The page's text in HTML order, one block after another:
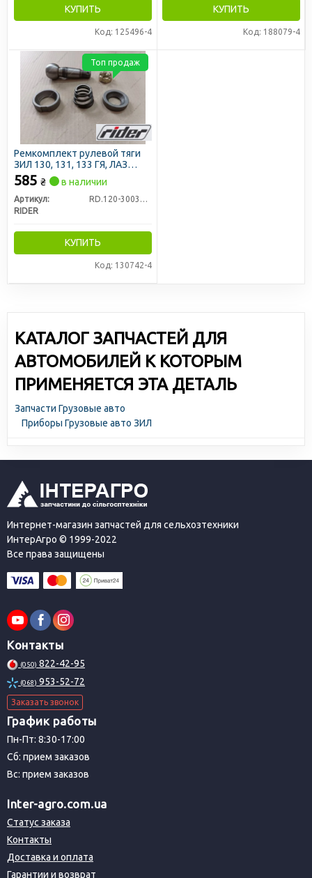
КУПИТЬ
Код: 125496-4
КУПИТЬ
Код: 188079-4
Ремкомплект рулевой тяги
ЗИЛ 130, 131, 133 ГЯ, ЛАЗ
(палец с резьбой) (RIDER)
585 ₴ в наличии
Артикул:
RD.120-3003032
RIDER
КУПИТЬ
Код: 130742-4
Топ продаж
КАТАЛОГ ЗАПЧАСТЕЙ ДЛЯ
АВТОМОБИЛЕЙ К КОТОРЫМ
ПРИМЕНЯЕТСЯ ЭТА ДЕТАЛЬ
Запчасти Грузовые авто
Приборы Грузовые авто ЗИЛ
Интернет-магазин запчастей для сельхозтехники
ИнтерАгро © 1999-2022
Все права защищены
Контакты
(050) 822-42-95
(068) 953-52-72
Заказать звонок
График работы
Пн-Пт: 8:30-17:00
Сб: прием заказов
Вс: прием заказов
Inter-agro.com.ua
Статус заказа
Контакты
Доставка и оплата
Гарантии и возврат